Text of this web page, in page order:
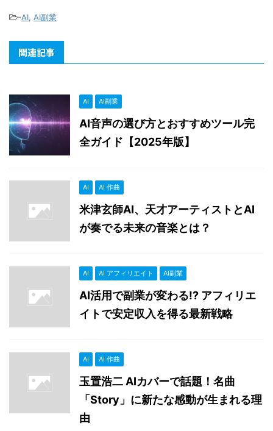
-AI, AI副業
関連記事
AI AI副業
AI音声の選び方とおすすめツール完
全ガイド【2025年版】
AI AI 作曲
米津玄師AI、天才アーティストとAI
が奏でる未来の音楽とは？
AI AI アフィリエイト AI副業
AI活用で副業が変わる!? アフィリエ
イトで安定収入を得る最新戦略
AI AI 作曲
玉置浩二 AIカバーで話題！名曲
「Story」に新たな感動が生まれる理
由